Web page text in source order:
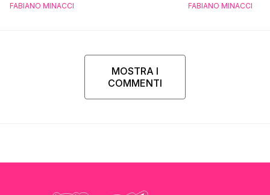
FABIANO MINACCI
Ferrero”
FABIANO MINACCI
MOSTRA I
COMMENTI